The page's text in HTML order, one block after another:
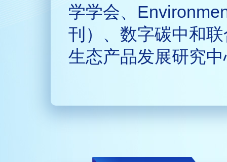
学学会、
刊）、数字碳中和
生态产品发展研究